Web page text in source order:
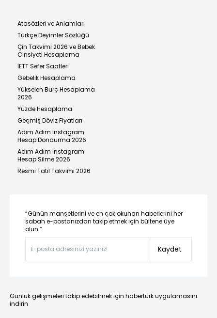
Atasözleri ve Anlamları
Türkçe Deyimler Sözlüğü
Çin Takvimi 2026 ve Bebek
Cinsiyeti Hesaplama
İETT Sefer Saatleri
Gebelik Hesaplama
Yükselen Burç Hesaplama
2026
Yüzde Hesaplama
Geçmiş Döviz Fiyatları
Adım Adım Instagram
Hesap Dondurma 2026
Adım Adım Instagram
Hesap Silme 2026
Resmi Tatil Takvimi 2026
“Günün manşetlerini ve en çok okunan haberlerini her
sabah e-postanızdan takip etmek için bültene üye
olun.”
Kaydet
Günlük gelişmeleri takip edebilmek için habertürk uygulamasını
indirin